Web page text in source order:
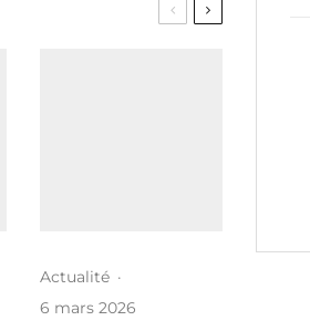
Actualité ·
6 mars 2026